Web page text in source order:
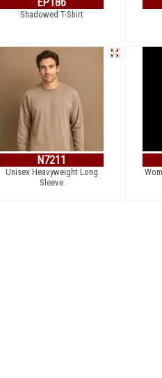
Shadowed T-Shirt
N7211
Unisex Heavyweight Long
Sleeve